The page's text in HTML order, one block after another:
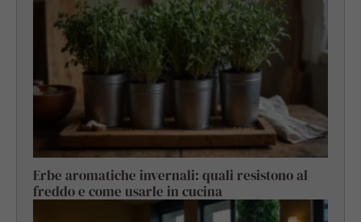
Erbe aromatiche invernali: quali resistono al
freddo e come usarle in cucina